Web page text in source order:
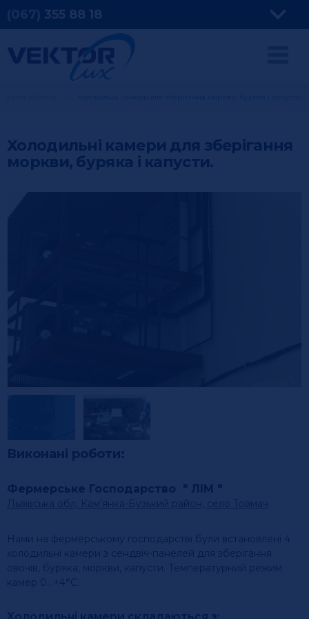
355 88 18
Холодильні камери для зберігання
моркви, буряка і капусти.
Виконані роботи:
Фермерське Господарство " ЛІМ "
Львівська обл, Кам'янка-Бузький район, село Товмач
Нами на фермерському господарстві були встановлені 4
холодильні камери з сендвіч-панелей для зберігання
овочів, буряка, моркви, капусти. Температурний режим
камер 0…+4°С.